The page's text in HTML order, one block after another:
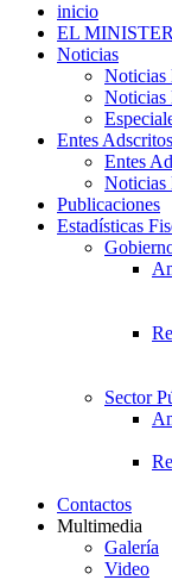
inicio
EL
Noticias
Noticias
Noticias
Entes Adscritos
Entes
Noticias
Publicaciones
Estadísticas
Sector
Contactos
Multimedia
Galería
Video